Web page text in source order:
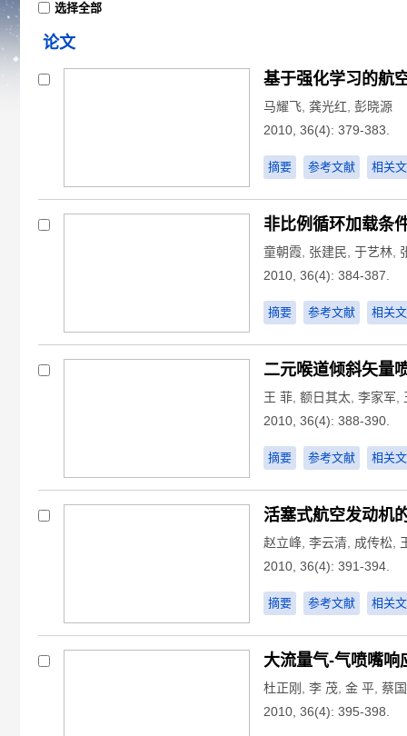
选择全部
论文
基于强化学习的航
马耀飞 龚光红 彭晓源
2010, 36(4): 379-383.
摘要 参考文献 相关
非比例循环加载条
童朝霞 张建民 于艺林
2010, 36(4): 384-387.
摘要 参考文献 相关
二元喉道倾斜矢量
王 菲 额日其太 李家军
2010, 36(4): 388-390.
摘要 参考文献 相关
活塞式航空发动机
赵立峰 李云清 成传松
2010, 36(4): 391-394.
摘要 参考文献 相关
大流量气-气喷嘴响
杜正刚 李 茂 金 平 蔡
2010, 36(4): 395-398.